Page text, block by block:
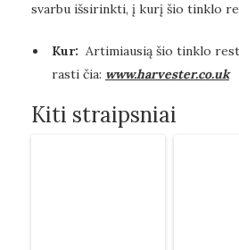
svarbu išsirinkti, į kurį šio tinklo
Kur: Artimiausią šio tinklo
rasti čia: www.harvester.co.uk
Kiti straipsniai